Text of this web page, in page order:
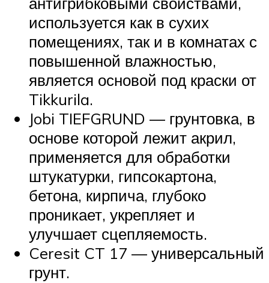
используется как в сухих
помещениях, так и в комнатах с
повышенной влажностью,
является основой под краски от
Tikkurila.
Jobi TIEFGRUND — грунтовка, в
основе которой лежит акрил,
применяется для обработки
штукатурки, гипсокартона,
бетона, кирпича, глубоко
проникает, укрепляет и
улучшает сцепляемость.
Ceresit CT 17 — универсальный
грунт.